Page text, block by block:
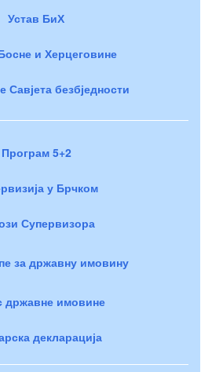
Устав БиХ
и Херцеговине
Савјета безбједности
Програм 5+2
у Брчком
Супервизора
за државну имовину
државне имовине
декларација